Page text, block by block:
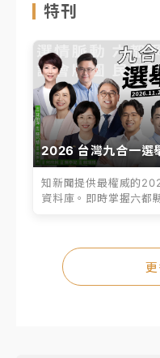
特刊
2026 台灣九合一選
知新聞提供最權威的
資料庫。即時掌握六都